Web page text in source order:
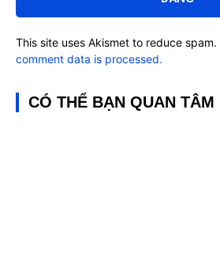
This site uses Akismet to reduce spam.
comment data is processed.
CÓ THỂ BẠN QUAN TÂM